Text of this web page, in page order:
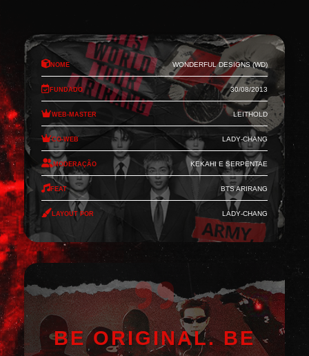
Nome Wonderful Designs (WD)
Fundado 30/08/2013
Web-Master Leithold
Co-Web Lady-Chang
Moderação Kekahi e Serpentae
Feat BTS Arirang
Layout por Lady-Chang
BE ORIGINAL. BE